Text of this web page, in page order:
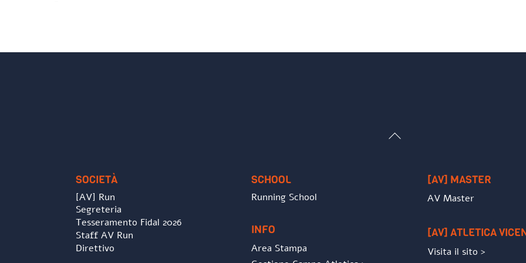
Back
SOCIETÀ
[AV] Run
Segreteria
Tesseramento Fidal 2026
Staff AV Run
Direttivo
SCHOOL
Running School
INFO
Area Stampa
[AV] MASTER
AV Master
[AV] ATLETICA
Visita il sito >